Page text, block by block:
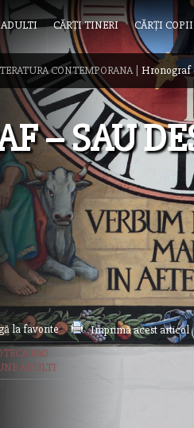
CĂRȚI TINERI CĂRȚI COPII
CONTEMPORANA| Hronograf
– SAU
la favorite
Imprimă acest articol
RAO
ADULTI